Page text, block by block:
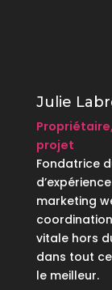
Julie
projet
Fondatrice
marketing
vitale hors
dans tout
le meilleur.